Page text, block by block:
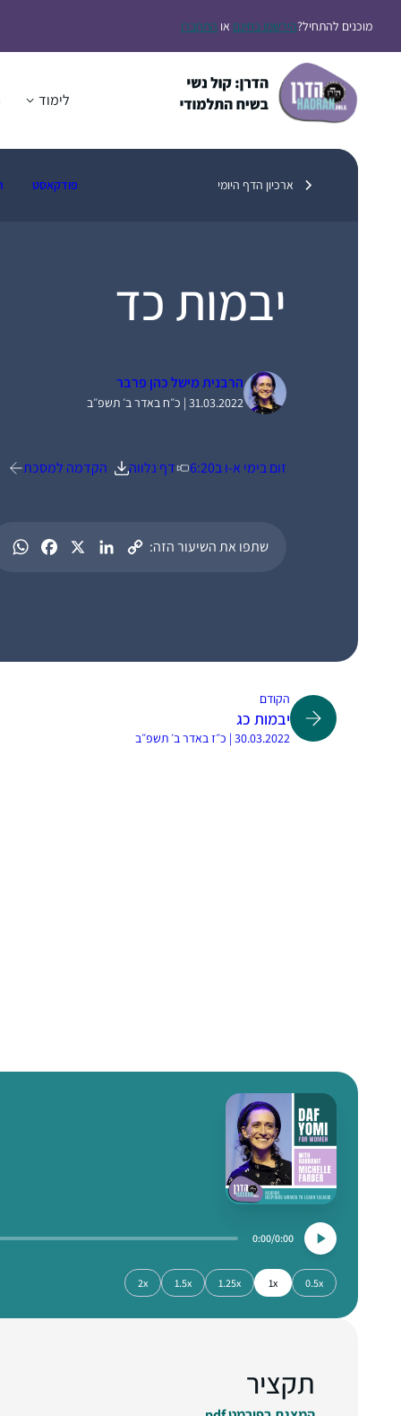
לתוכןמוכנים להתחיל?הירשמו בחינם או התחברו
לימוד
ארכיון הדף היומי פודקאסט
יבמות כד
הרבנית מישל כהן פרבר
31.03.2022 | כ״ח באדר ב׳ תשפ״ב
זום בימי א-ו ב6:20 דף נלווה הקדמה למסכת
שתפו את השיעור הזה:
הקודם
יבמות כג
30.03.2022 | כ״ז באדר ב׳ תשפ״ב
0:00
0:00
0.5x
1x
1.25x
1.5x
2x
תקציר